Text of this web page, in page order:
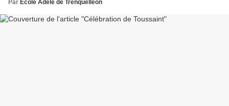
Par Ecole Adèle de Trenquelléon